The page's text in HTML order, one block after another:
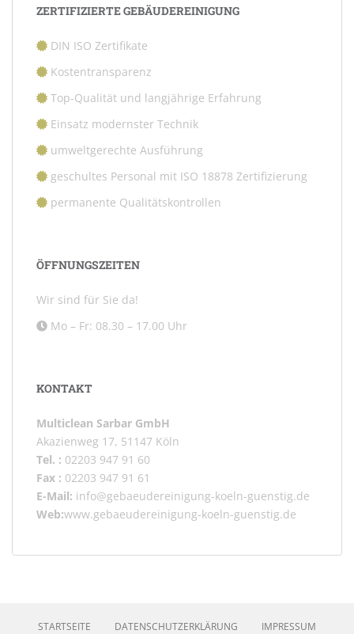
ZERTIFIZIERTE GEBÄUDEREINIGUNG
DIN ISO Zertifikate
Kostentransparenz
Top-Qualität und langjährige Erfahrung
Einsatz modernster Technik
umweltgerechte Ausführung
geschultes Personal mit ISO 18878 Zertifizierung
permanente Qualitätskontrollen
ÖFFNUNGSZEITEN
Wir sind für Sie da!
Mo – Fr: 08.30 – 17.00 Uhr
KONTAKT
Multiclean Sarbar GmbH
Akazienweg 17, 51147 Köln
Tel. : 02203 947 91 60
Fax : 02203 947 91 61
E-Mail: info@gebaeudereinigung-koeln-guenstig.de
Web:www.gebaeudereinigung-koeln-guenstig.de
STARTSEITE DATENSCHUTZERKLÄRUNG IMPRESSUM